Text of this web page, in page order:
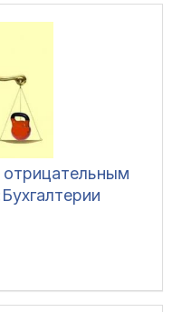
отрицательным